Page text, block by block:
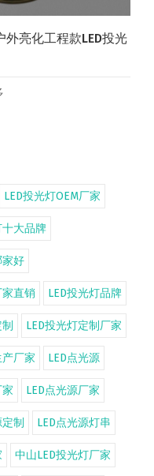
外亮化工程款LED投光
LED投光灯OEM厂家
十大品牌
家好
家直销 LED投光灯品牌
LED投光灯定制厂家
产厂家 LED点光源
LED点光源厂家
制 LED点光源灯串
中山LED投光灯厂家